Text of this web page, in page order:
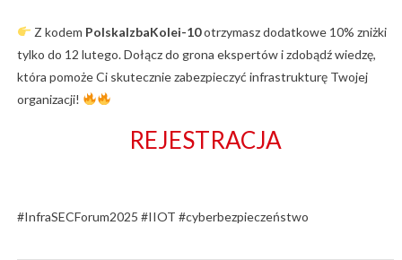
Z kodem PolskaIzbaKolei-10otrzymasz dodatkowe 10% zniżki
tylko do 12 lutego. Dołącz do grona ekspertów i zdobądź wiedzę,
która pomoże Ci skutecznie zabezpieczyć infrastrukturę Twojej
organizacji!
REJESTRACJA
#InfraSECForum2025 #IIOT #cyberbezpieczeństwo